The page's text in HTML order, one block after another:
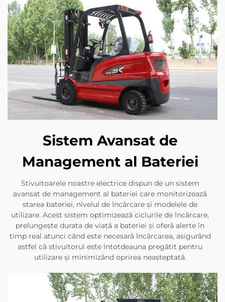
Sistem Avansat de
Management al Bateriei
Stivuitoarele noastre electrice dispun de un sistem
avansat de management al bateriei care monitorizează
starea bateriei, nivelul de încărcare și modelele de
utilizare. Acest sistem optimizează ciclurile de încărcare,
prelungește durata de viață a bateriei și oferă alerte în
timp real atunci când este necesară încărcarea, asigurând
astfel că stivuitorul este întotdeauna pregătit pentru
utilizare și minimizând oprirea neașteptată.